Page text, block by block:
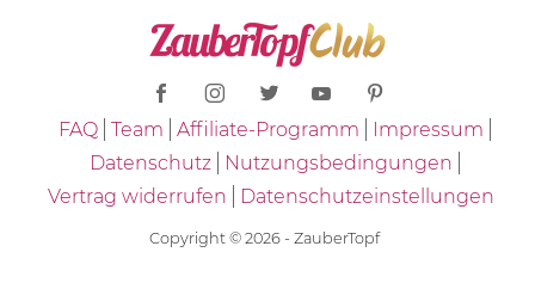
FAQ Team Affiliate-Programm
Impressum
Datenschutz
Nutzungsbedingungen
Vertrag widerrufen
Datenschutzeinstellungen
Copyright © 2026 - ZauberTopf